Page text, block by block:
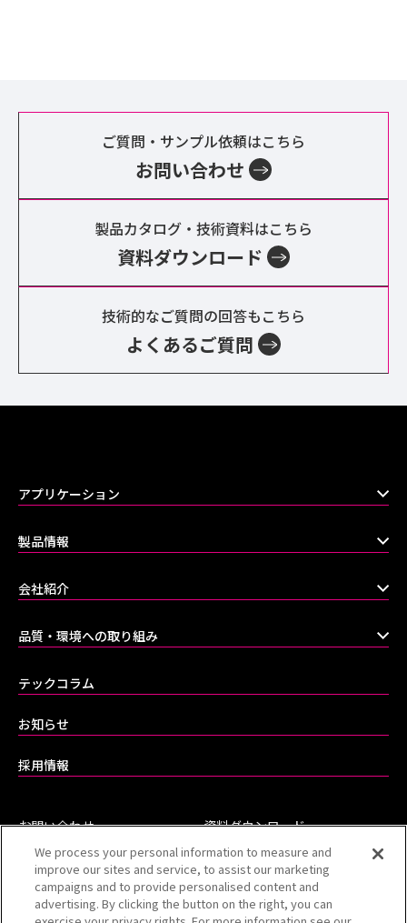
ご質問・サンプル依頼はこちら
お問い合わせ
製品カタログ・技術資料はこちら
資料ダウンロード
技術的なご質問の回答もこちら
よくあるご質問
アプリケーション
製品情報
会社紹介
品質・環境への取り組み
テックコラム
お知らせ
採用情報
お問い合わせ
資料ダウンロード
よくあるご質問（FAQ）
We process your personal information to measure and
improve our sites and service, to assist our marketing
campaigns and to provide personalised content and
advertising. By clicking the button on the right, you can